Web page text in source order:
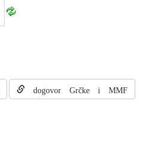
dogovor Grčke i MMF